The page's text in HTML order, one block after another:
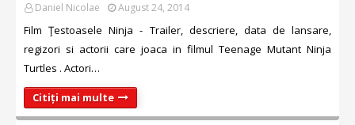
Daniel Nicolae August 24, 2014
Film Ţestoasele Ninja - Trailer, descriere, data de lansare,
regizori si actorii care joaca in filmul Teenage Mutant Ninja
Turtles . Actori…
Citiți mai multe